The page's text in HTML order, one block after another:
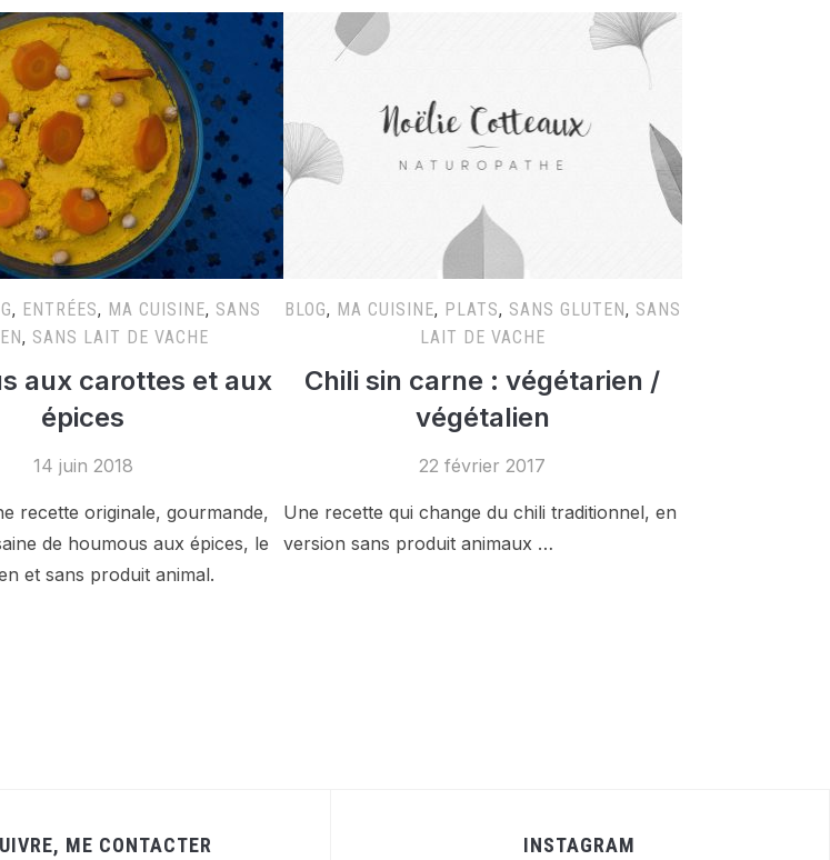
, ENTRÉES, MA CUISINE, SANS
, SANS LAIT DE VACHE
aux carottes et aux
épices
14 juin 2018
recette originale, gourmande,
de houmous aux épices, le
et sans produit animal.
BLOG, MA CUISINE, PLATS, SANS GLUTEN, SANS
LAIT DE VACHE
Chili sin carne : végétarien /
végétalien
22 février 2017
Une recette qui change du chili traditionnel, en
version sans produit animaux …
ME CONTACTER INSTAGRAM